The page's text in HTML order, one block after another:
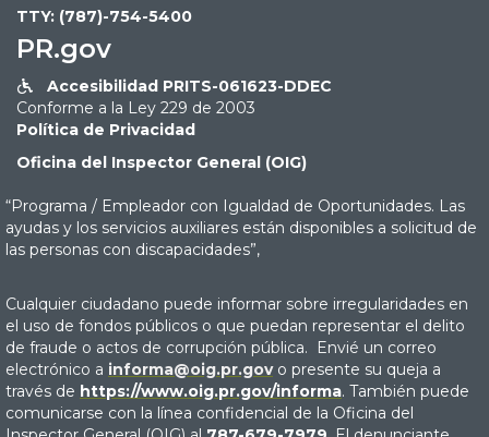
TTY: (787)-754-5400
PR.gov

Accesibilidad PRITS-061623-DDEC
Conforme a la Ley 229 de 2003
Política de Privacidad
Oficina del Inspector General (OIG)
“Programa / Empleador con Igualdad de Oportunidades. Las
ayudas y los servicios auxiliares están disponibles a solicitud de
las personas con discapacidades”,
Cualquier ciudadano puede informar sobre irregularidades en
el uso de fondos públicos o que puedan representar el delito
de fraude o actos de corrupción pública. Envié un correo
electrónico a informa@oig.pr.govo presente su queja a
través de https://www.oig.pr.gov/informa. También puede
comunicarse con la línea confidencial de la Oficina del